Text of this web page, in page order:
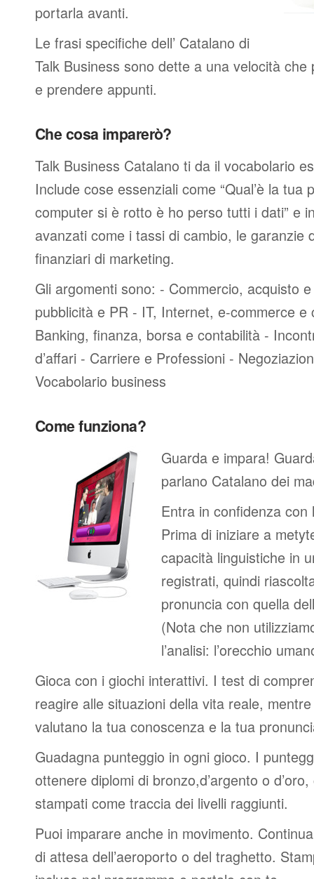
portarla avanti.
Le frasi specifiche dell’ Catalano di
Talk Business sono dette a una velocità
e prendere appunti.
Che cosa imparerò?
Talk Business Catalano ti da il vocabolario
Include cose essenziali come “Qual’è la tua
computer si è rotto è ho perso tutti i dati” e
avanzati come i tassi di cambio, le garanzie
finanziari di marketing.
Gli argomenti sono: - Commercio, acquisto
pubblicità e PR - IT, Internet, e-commerce e
Banking, finanza, borsa e contabilità -
d’affari - Carriere e Professioni -
Vocabolario business
Come funziona?
Guarda e impara!
parlano Catalano dei
Entra in confidenza
Prima di iniziare a
capacità linguistiche in
registrati, quindi
pronuncia con quella
(Nota che non
l’analisi: l’orecchio
Gioca con i giochi interattivi. I test di
reagire alle situazioni della vita reale,
valutano la tua conoscenza e la tua
Guadagna punteggio in ogni gioco. I
ottenere diplomi di bronzo,d’argento o
stampati come traccia dei livelli raggiunti.
Puoi imparare anche in movimento.
di attesa dell’aeroporto o del traghetto.